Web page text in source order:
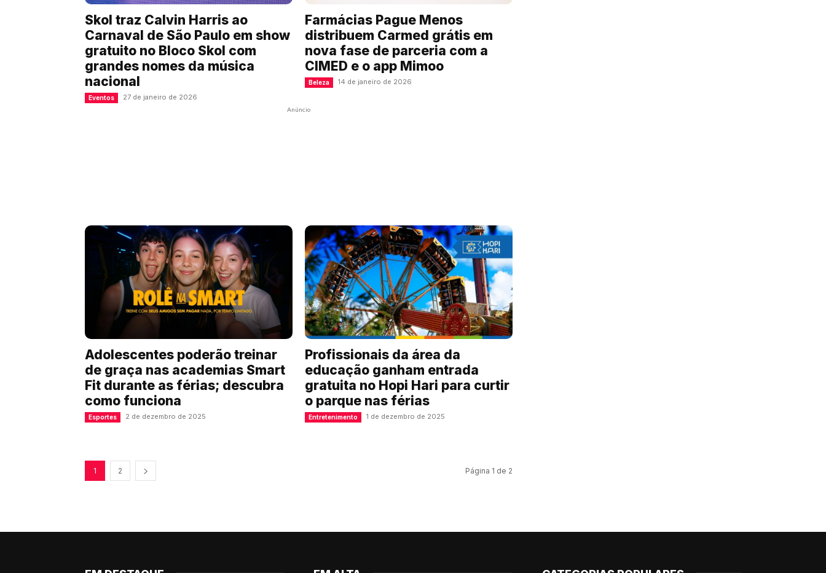
Skol traz Calvin Harris ao
Carnaval de São Paulo em show
gratuito no Bloco Skol com
grandes nomes da música
nacional
Eventos 27 de janeiro de 2026
Farmácias Pague Menos
distribuem Carmed grátis em
nova fase de parceria com a
CIMED e o app Mimoo
Beleza 14 de janeiro de 2026
Anúncio
Adolescentes poderão treinar
de graça nas academias Smart
Fit durante as férias; descubra
como funciona
Esportes 2 de dezembro de 2025
Profissionais da área da
educação ganham entrada
gratuita no Hopi Hari para curtir
o parque nas férias
Entretenimento 1 de dezembro de 2025
1 2 Página 1 de 2